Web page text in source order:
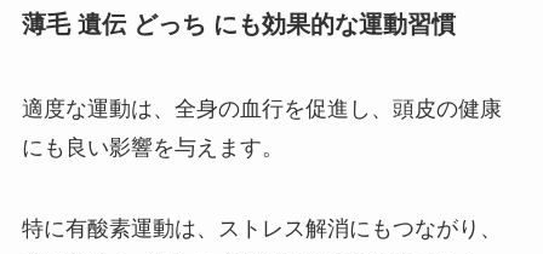
薄毛 遺伝 どっち にも効果的な運動習慣
適度な運動は、全身の血行を促進し、頭皮の健康
にも良い影響を与えます。
特に有酸素運動は、ストレス解消にもつながり、